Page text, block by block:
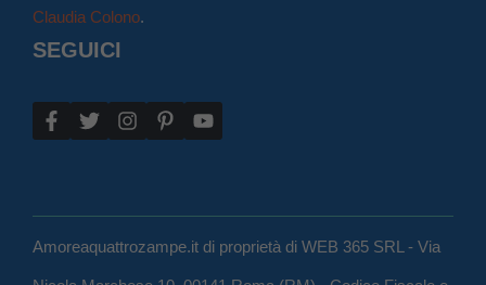
Claudia Colono.
SEGUICI
Amoreaquattrozampe.it di proprietà di WEB 365 SRL - Via